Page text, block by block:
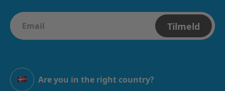
Tilmeld
Danmark
Are you in the right country?